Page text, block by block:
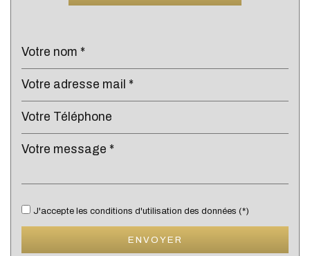
Enseignement supérieur
Lycée
J'accepte les conditions d'utilisation des données (*)
ENVOYER